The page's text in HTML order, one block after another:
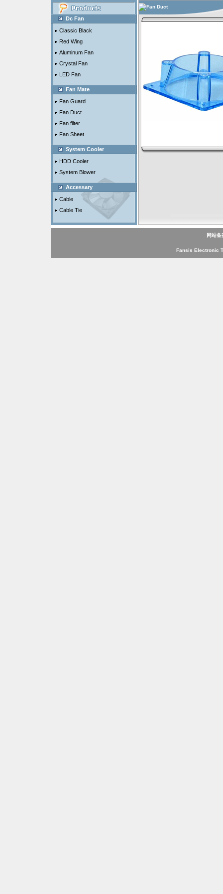
Dc Fan
Classic Black
Red Wing
Aluminum Fan
Crystal Fan
LED Fan
Fan Mate
Fan Guard
Fan Duct
Fan filter
Fan Sheet
System Cooler
HDD Cooler
System Blower
Accessary
Cable
Cable Tie
Fan Duct
网站
Fansis Electronic